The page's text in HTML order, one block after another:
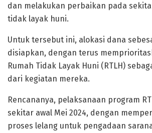
dan melakukan perbaikan pada
tidak layak huni.
Untuk tersebut ini, alokasi dana
disiapkan, dengan terus
Rumah Tidak Layak Huni (RTLH)
dari kegiatan mereka.
Rencananya, pelaksanaan program
sekitar awal Mei 2024, dengan
proses lelang untuk pengadaan